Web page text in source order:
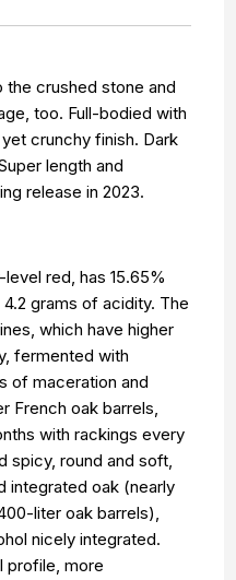
crushed stone and
too. Full-bodied with
crunchy finish. Dark
length and
release in 2023.
red, has 15.65%
grams of acidity. The
which have higher
fermented with
of maceration and
French oak barrels,
with rackings every
spicy, round and soft,
integrated oak (nearly
liter oak barrels),
nicely integrated.
profile, more